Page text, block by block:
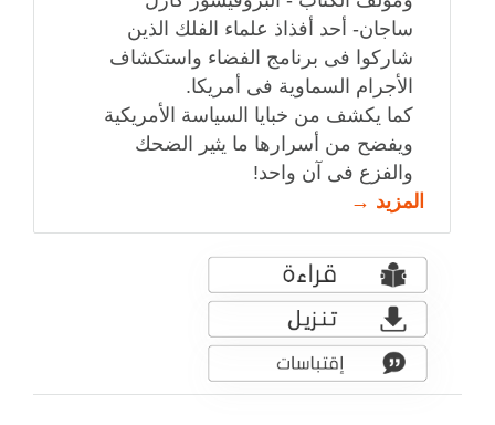
ساجان- أحد أفذاذ علماء الفلك الذين
شاركوا فى برنامج الفضاء واستكشاف
الأجرام السماوية فى أمريكا.
كما يكشف من خبايا السياسة الأمريكية
ويفضح من أسرارها ما يثير الضحك
والفزع فى آن واحد!
المزيد →